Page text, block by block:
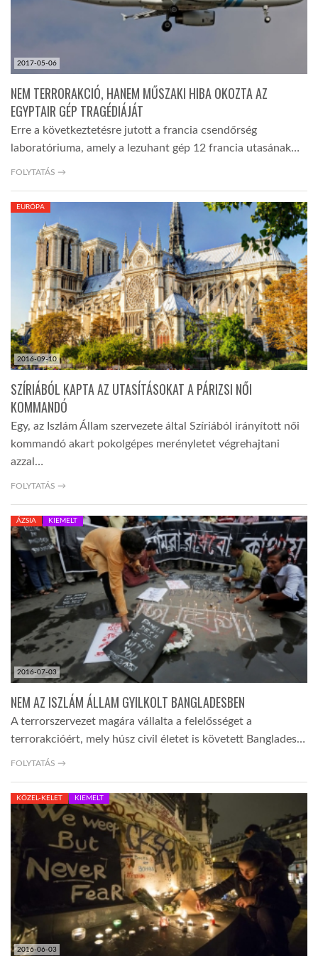
2017-05-06
NEM TERRORAKCIÓ, HANEM MŰSZAKI HIBA OKOZTA AZ
EGYPTAIR GÉP TRAGÉDIÁJÁT
Erre a következtetésre jutott a francia csendőrség
laboratóriuma, amely a lezuhant gép 12 francia utasának…
FOLYTATÁS →
2016-09-10
EURÓPA
SZÍRIÁBÓL KAPTA AZ UTASÍTÁSOKAT A PÁRIZSI NŐI
KOMMANDÓ
Egy, az Iszlám Állam szervezete által Szíriából irányított női
kommandó akart pokolgépes merényletet végrehajtani
azzal…
FOLYTATÁS →
2016-07-03
ÁZSIA KIEMELT
NEM AZ ISZLÁM ÁLLAM GYILKOLT BANGLADESBEN
A terrorszervezet magára vállalta a felelősséget a
terrorakcióért, mely húsz civil életet is követett Banglades…
FOLYTATÁS →
2016-06-03
KÖZEL-KELET KIEMELT